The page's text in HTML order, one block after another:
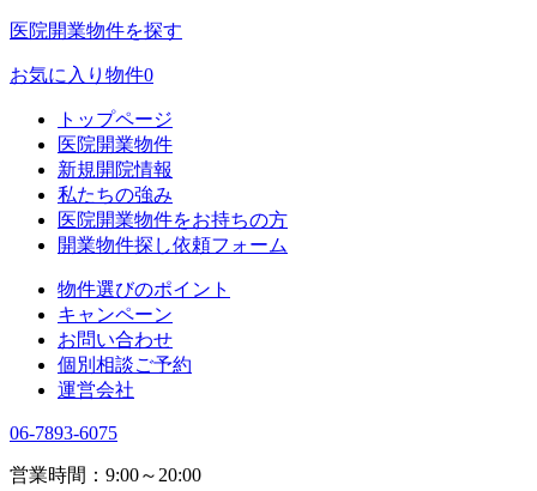
医院開業物件を探す
お気に入り物件0
トップページ
医院開業物件
新規開院情報
私たちの強み
医院開業物件をお持ちの方
開業物件探し依頼フォーム
物件選びのポイント
キャンペーン
お問い合わせ
個別相談ご予約
運営会社
06-7893-6075
営業時間：9:00～20:00